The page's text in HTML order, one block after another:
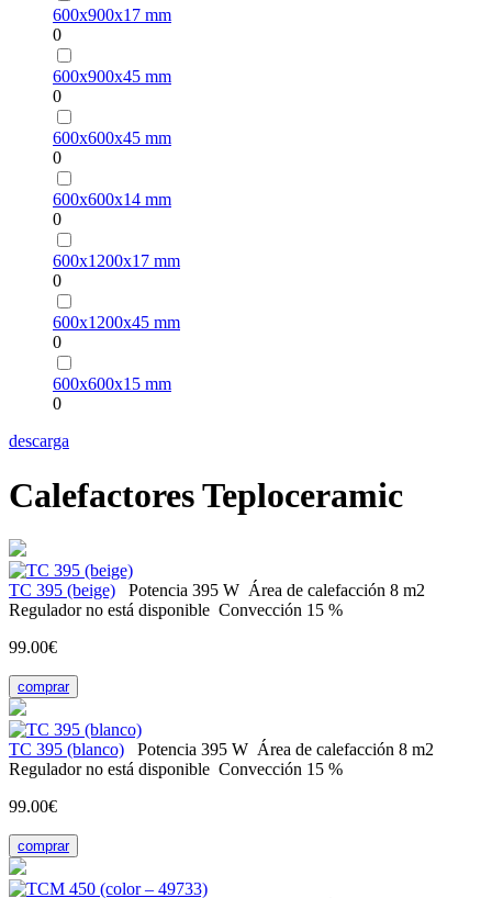
600х900х17 mm
0
600х900х45 mm
0
600х600х45 mm
0
600х600х14 mm
0
600х1200х17 mm
0
600х1200х45 mm
0
600х600х15 mm
0
descarga
Calefactores Teploceramic
ТС 395 (beige) Potencia 395 W Área de calefacción 8 m2
Regulador no está disponible Convección 15 %
99.00€
comprar
ТС 395 (blanco) Potencia 395 W Área de calefacción 8 m2
Regulador no está disponible Convección 15 %
99.00€
comprar